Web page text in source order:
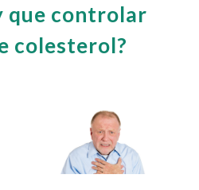
que controlar
colesterol?